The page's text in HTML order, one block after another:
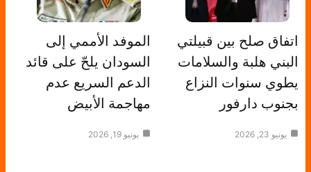
اتفاق صلح بين قبيلتي
البني هلبة والسلامات
يطوي سنوات النزاع
بجنوب دارفور
يونيو 23, 2026
الموفد الأممي إلى
السودان يلحّ على قائد
الدعم السريع عدم
مهاجمة الأبيض
يونيو 19, 2026